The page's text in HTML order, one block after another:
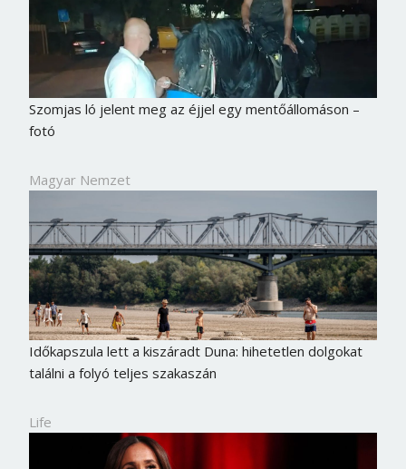
Szomjas ló jelent meg az éjjel egy mentőállomáson –
fotó
Magyar Nemzet
Időkapszula lett a kiszáradt Duna: hihetetlen dolgokat
találni a folyó teljes szakaszán
Life